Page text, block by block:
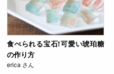
食べられる宝石!可愛い琥珀糖
の作り方
erica さん